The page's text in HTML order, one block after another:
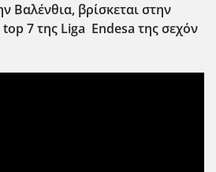
Βαλένθια, βρίσκεται στην
7 της Liga Endesa της σεχόν